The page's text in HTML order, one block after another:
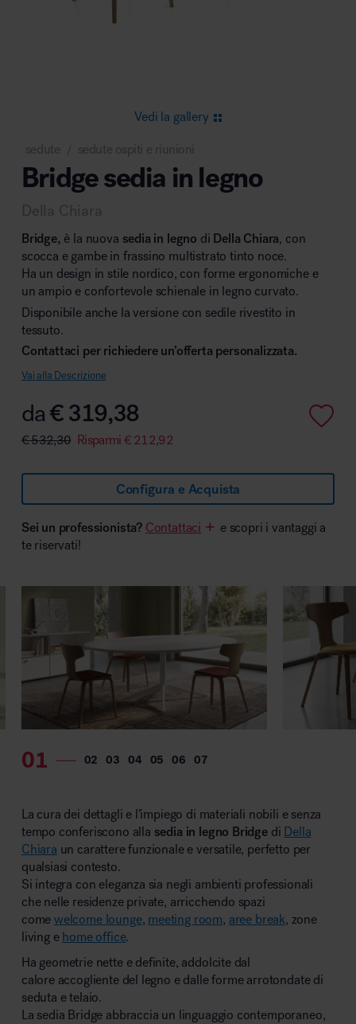
Area lounge e attesa
Area outdoor
Area hospitality
MillerKnoll
Vedi la gallery
sedute sedute ospiti e riunioni
Bridge sedia in legno
Della Chiara
Bridge, è la nuova sedia in legno di Della Chiara, con
scocca e gambe in frassino multistrato tinto noce.
Ha un design in stile nordico, con forme ergonomiche e
un ampio e confortevole schienale in legno curvato.
Disponibile anche la versione con sedile rivestito in
tessuto.
Contattaci per richiedere un’offerta personalizzata.
Vai alla Descrizione
da€319,38
€532,30 Risparmi €212,92
Configura e Acquista
Sei un professionista? Contattaci
e scopri i vantaggi a
te riservati!
La cura dei dettagli e l’impiego di materiali nobili e senza
tempo conferiscono alla sedia in legno Bridgedi Della
Chiara un carattere funzionale e versatile, perfetto per
qualsiasi contesto.
Si integra con eleganza sia negli ambienti professionali
che nelle residenze private, arricchendo spazi
come welcome lounge, meeting room, aree break, zone
living e home office.
Ha geometrie nette e definite, addolcite dal
calore accogliente del legno e dalle forme arrotondate di
seduta e telaio.
La sedia Bridge abbraccia un linguaggio contemporaneo,